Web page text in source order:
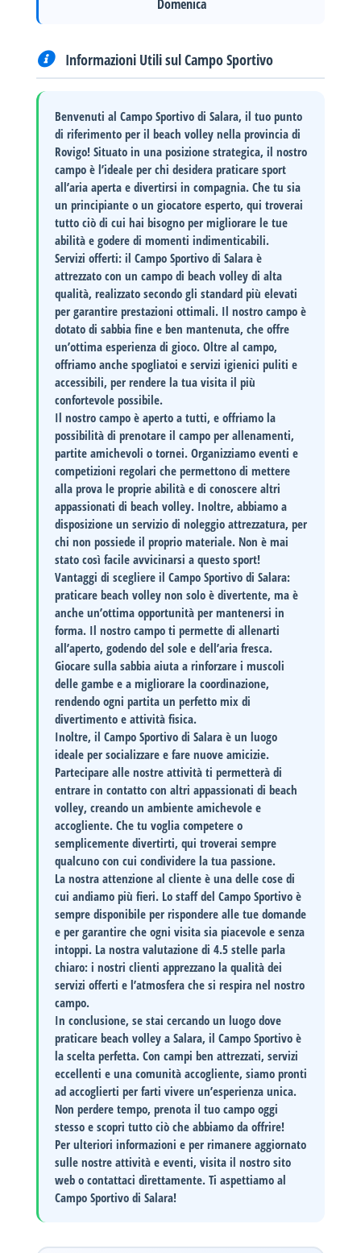
Informazioni Utili sul Campo Sportivo
Benvenuti al Campo Sportivo di Salara, il tuo punto
di riferimento per il beach volley nella provincia di
Rovigo! Situato in una posizione strategica, il nostro
campo è l’ideale per chi desidera praticare sport
all’aria aperta e divertirsi in compagnia. Che tu sia
un principiante o un giocatore esperto, qui troverai
tutto ciò di cui hai bisogno per migliorare le tue
abilità e godere di momenti indimenticabili.
Servizi offerti: il Campo Sportivo di Salara è
attrezzato con un campo di beach volley di alta
qualità, realizzato secondo gli standard più elevati
per garantire prestazioni ottimali. Il nostro campo è
dotato di sabbia fine e ben mantenuta, che offre
un’ottima esperienza di gioco. Oltre al campo,
offriamo anche spogliatoi e servizi igienici puliti e
accessibili, per rendere la tua visita il più
confortevole possibile.
Il nostro campo è aperto a tutti, e offriamo la
possibilità di prenotare il campo per allenamenti,
partite amichevoli o tornei. Organizziamo eventi e
competizioni regolari che permettono di mettere
alla prova le proprie abilità e di conoscere altri
appassionati di beach volley. Inoltre, abbiamo a
disposizione un servizio di noleggio attrezzatura, per
chi non possiede il proprio materiale. Non è mai
stato così facile avvicinarsi a questo sport!
Vantaggi di scegliere il Campo Sportivo di Salara:
praticare beach volley non solo è divertente, ma è
anche un’ottima opportunità per mantenersi in
forma. Il nostro campo ti permette di allenarti
all’aperto, godendo del sole e dell’aria fresca.
Giocare sulla sabbia aiuta a rinforzare i muscoli
delle gambe e a migliorare la coordinazione,
rendendo ogni partita un perfetto mix di
divertimento e attività fisica.
Inoltre, il Campo Sportivo di Salara è un luogo
ideale per socializzare e fare nuove amicizie.
Partecipare alle nostre attività ti permetterà di
entrare in contatto con altri appassionati di beach
volley, creando un ambiente amichevole e
accogliente. Che tu voglia competere o
semplicemente divertirti, qui troverai sempre
qualcuno con cui condividere la tua passione.
La nostra attenzione al cliente è una delle cose di
cui andiamo più fieri. Lo staff del Campo Sportivo è
sempre disponibile per rispondere alle tue domande
e per garantire che ogni visita sia piacevole e senza
intoppi. La nostra valutazione di4.5 stelle parla
chiaro: i nostri clienti apprezzano la qualità dei
servizi offerti e l’atmosfera che si respira nel nostro
campo.
In conclusione, se stai cercando un luogo dove
praticare beach volley a Salara, il Campo Sportivo è
la scelta perfetta. Con campi ben attrezzati, servizi
eccellenti e una comunità accogliente, siamo pronti
ad accoglierti per farti vivere un’esperienza unica.
Non perdere tempo, prenota il tuo campo oggi
stesso e scopri tutto ciò che abbiamo da offrire!
Per ulteriori informazioni e per rimanere aggiornato
sulle nostre attività e eventi, visita il nostro sito
web o contattaci direttamente. Ti aspettiamo al
Campo Sportivo di Salara!